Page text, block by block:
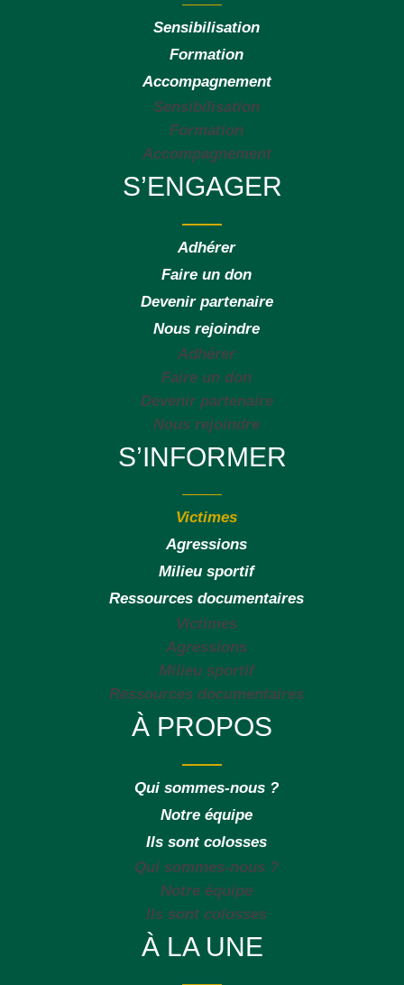
Sensibilisation
Formation
Accompagnement
Sensibilisation
Formation
Accompagnement
S’ENGAGER
Adhérer
Faire un don
Devenir partenaire
Nous rejoindre
Adhérer
Faire un don
Devenir partenaire
Nous rejoindre
S’INFORMER
Victimes
Agressions
Milieu sportif
Ressources documentaires
Victimes
Agressions
Milieu sportif
Ressources documentaires
À PROPOS
Qui sommes-nous ?
Notre équipe
Ils sont colosses
Qui sommes-nous ?
Notre équipe
Ils sont colosses
À LA UNE